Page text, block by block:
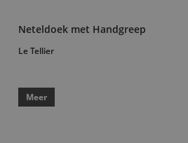
Neteldoek met Handgreep
Le Tellier
Meer